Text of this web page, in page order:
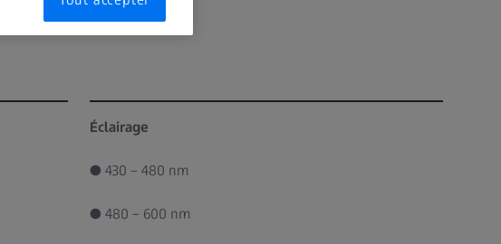
Éclairage
● 430 – 480 nm
● 480 – 600 nm